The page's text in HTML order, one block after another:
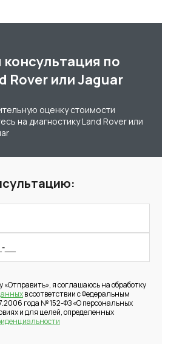
по
Rover или Jaguar
оценку стоимости
на диагностику Land Rover или
я соглашаюсь на обработку
в соответствии с Федеральным
года № 152-ФЗ «О персональных
и для целей, определенных